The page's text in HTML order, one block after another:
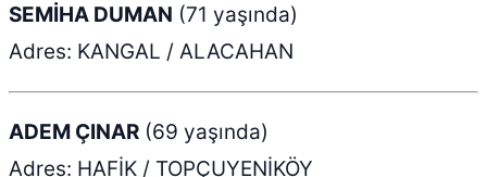
SEMİHA DUMAN (71 yaşında)
Adres: KANGAL / ALACAHAN
ADEM ÇINAR (69 yaşında)
Adres: HAFİK / TOPÇUYENİKÖY